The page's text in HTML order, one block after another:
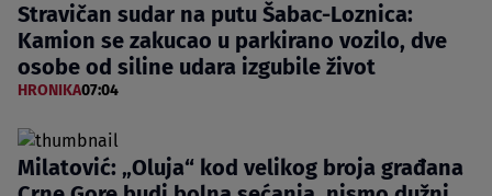
Stravičan sudar na putu Šabac-Loznica:
Kamion se zakucao u parkirano vozilo, dve
osobe od siline udara izgubile život
HRONIKA07:04
Milatović: „Oluja“ kod velikog broja građana